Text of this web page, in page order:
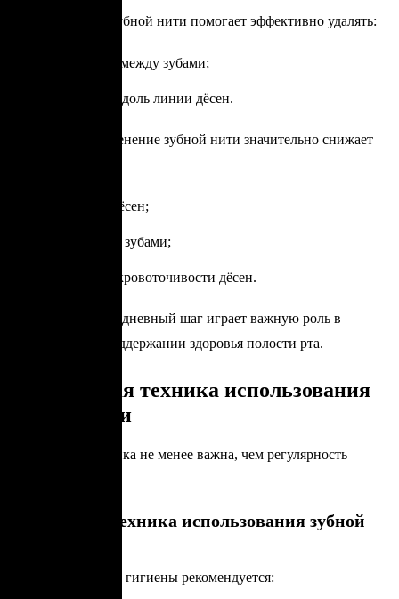
Использование зубной нити помогает эффективно удалять:
остатки пищи между зубами;
зубной налёт вдоль линии дёсен.
Регулярное применение зубной нити значительно снижает
заболеваний дёсен;
кариеса между зубами;
воспаления и кровоточивости дёсен.
Этот простой ежедневный шаг играет важную роль в
долгосрочном поддержании здоровья полости рта.
Правильная техника использования
зубной нити
Корректная техника не менее важна, чем регулярность
Пошаговая техника использования зубной
Для эффективной гигиены рекомендуется: